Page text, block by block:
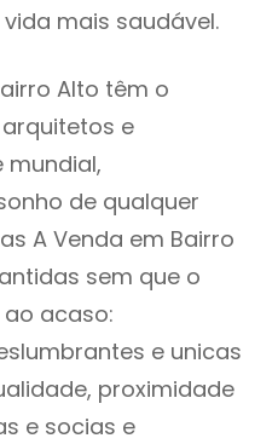
mais saudável.
Alto têm o
e
mundial,
de qualquer
A Venda em Bairro
sem que o
acaso:
e unicas
proximidade
e socias e